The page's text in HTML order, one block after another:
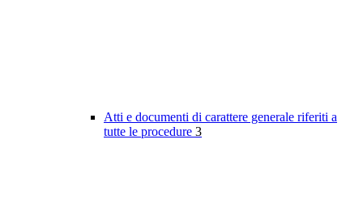
Atti e documenti di carattere generale riferiti a
tutte le procedure 3